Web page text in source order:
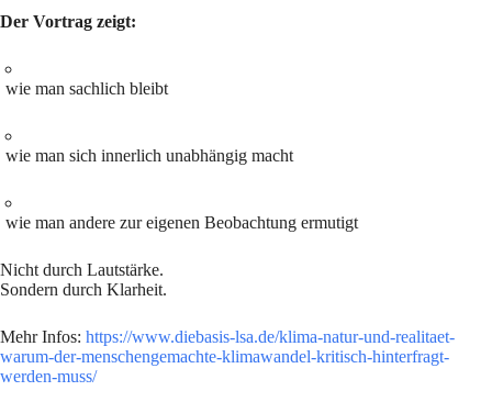
Der Vortrag zeigt:
wie man sachlich bleibt
wie man sich innerlich unabhängig macht
wie man andere zur eigenen Beobachtung ermutigt
Nicht durch Lautstärke.
Sondern durch Klarheit.
Mehr Infos: https://www.diebasis-lsa.de/klima-natur-und-realitaet-
warum-der-menschengemachte-klimawandel-kritisch-hinterfragt-
werden-muss/